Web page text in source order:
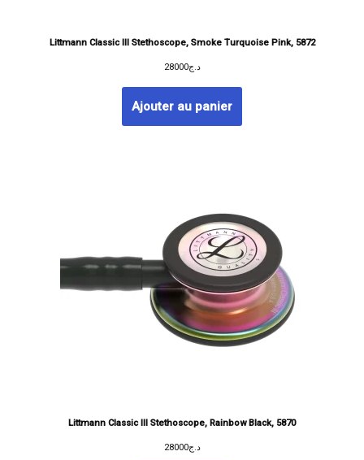
Littmann Classic III Stethoscope, Smoke Turquoise Pink, 5872
د.ج28000
Ajouter au panier
Littmann Classic III Stethoscope, Rainbow Black, 5870
د.ج28000